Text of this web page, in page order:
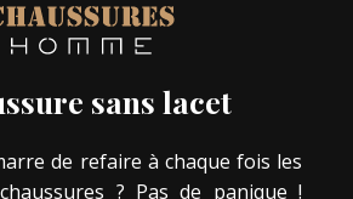
sans lacet
de refaire à chaque fois les
? Pas de panique !